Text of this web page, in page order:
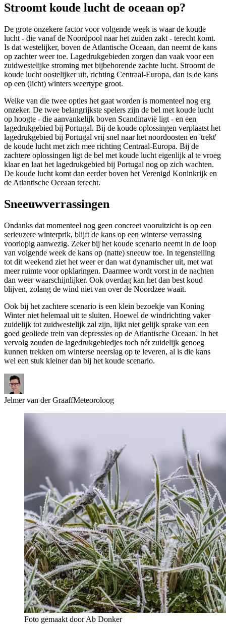
Stroomt koude lucht de oceaan op?
De grote onzekere factor voor volgende week is waar de koude
lucht - die vanaf de Noordpool naar het zuiden zakt - terecht komt.
Is dat westelijker, boven de Atlantische Oceaan, dan neemt de kans
op zachter weer toe. Lagedrukgebieden zorgen dan vaak voor een
zuidwestelijke stroming met bijbehorende zachte lucht. Stroomt de
koude lucht oostelijker uit, richting Centraal-Europa, dan is de kans
op een (licht) winters weertype groot.
Welke van die twee opties het gaat worden is momenteel nog erg
onzeker. De twee belangrijkste spelers zijn de bel met koude lucht
op hoogte - die aanvankelijk boven Scandinavië ligt - en een
lagedrukgebied bij Portugal. Bij de koude oplossingen verplaatst het
lagedrukgebied bij Portugal vrij snel naar het noordoosten en 'trekt'
de koude lucht met zich mee richting Centraal-Europa. Bij de
zachtere oplossingen ligt de bel met koude lucht eigenlijk al te vroeg
klaar en laat het lagedrukgebied bij Portugal nog op zich wachten.
De koude lucht komt dan eerder boven het Verenigd Koninkrijk en
de Atlantische Oceaan terecht.
Sneeuwverrassingen
Ondanks dat momenteel nog geen concreet vooruitzicht is op een
serieuzere winterprik, blijft de kans op een winterse verrassing
voorlopig aanwezig. Zeker bij het koude scenario neemt in de loop
van volgende week de kans op (natte) sneeuw toe. In tegenstelling
tot dit weekend ziet het weer er dan wat dynamischer uit, met wat
meer ruimte voor opklaringen. Daarmee wordt vorst in de nachten
dan weer waarschijnlijker. Ook overdag kan het dan best koud
blijven, zolang de wind niet van over de Noordzee waait.
Ook bij het zachtere scenario is een klein bezoekje van Koning
Winter niet helemaal uit te sluiten. Hoewel de windrichting vaker
zuidelijk tot zuidwestelijk zal zijn, lijkt niet gelijk sprake van een
goed geoliede trein van depressies op de Atlantische Oceaan. In het
vervolg zouden de lagedrukgebiedjes toch nét zuidelijk genoeg
kunnen trekken om winterse neerslag op te leveren, al is die kans
wel een stuk kleiner dan bij het koude scenario.
Jelmer van der GraaffMeteoroloog
Foto gemaakt door Ab Donker